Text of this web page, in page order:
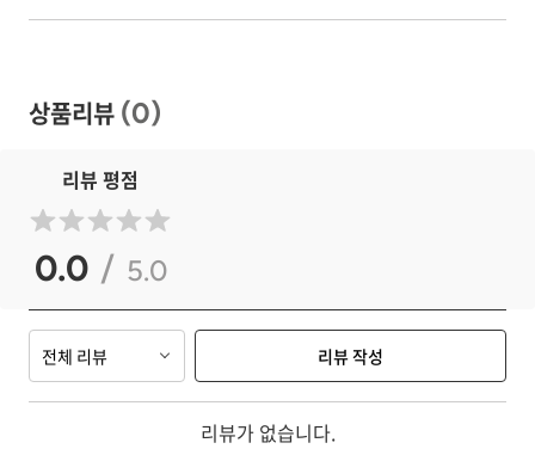
상품리뷰 (0)
리뷰 평점
0.0 / 5.0
전체 리뷰 리뷰 작성
리뷰가 없습니다.